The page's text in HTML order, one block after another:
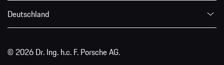
Deutschland
© 2026 Dr. Ing. h.c. F. Porsche AG.